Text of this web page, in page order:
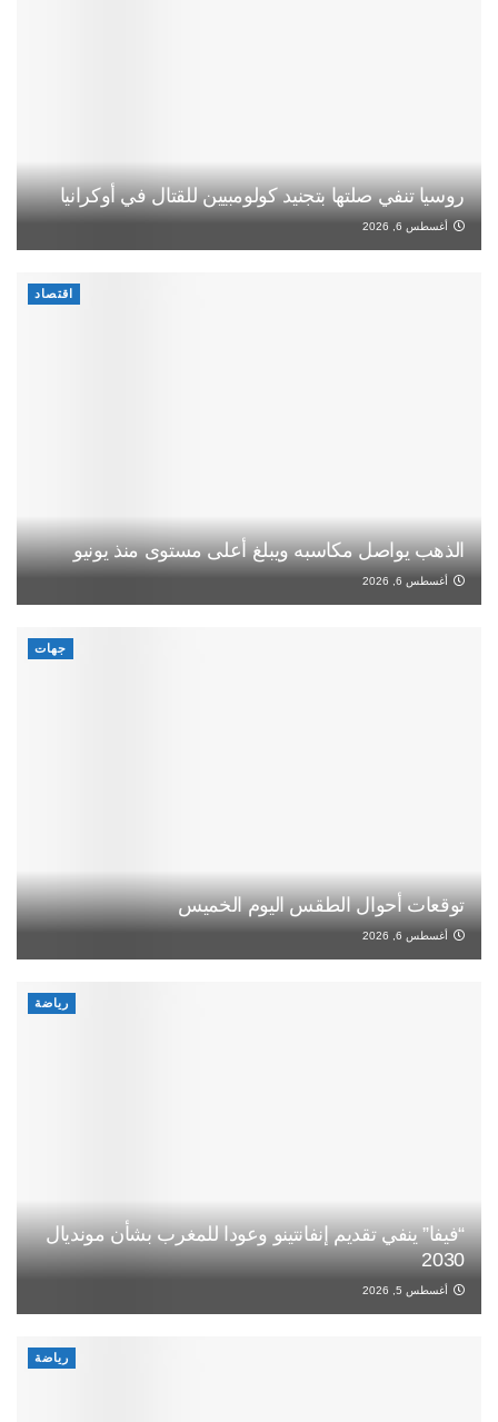
روسيا تنفي صلتها بتجنيد كولومبيين للقتال في أوكرانيا
أغسطس 6, 2026
اقتصاد
الذهب يواصل مكاسبه ويبلغ أعلى مستوى منذ يونيو
أغسطس 6, 2026
جهات
توقعات أحوال الطقس اليوم الخميس
أغسطس 6, 2026
رياضة
“فيفا” ينفي تقديم إنفانتينو وعودا للمغرب بشأن مونديال
2030
أغسطس 5, 2026
رياضة